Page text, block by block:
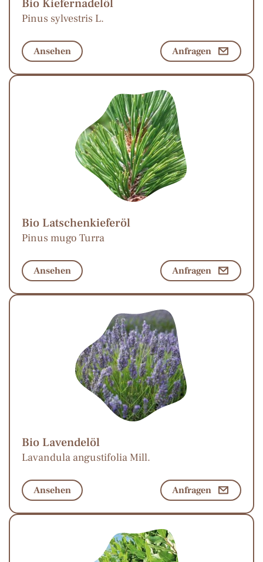
Bio Kiefernadelöl
Pinus sylvestris L.
Ansehen Anfragen
Bio Latschenkieferöl
Pinus mugo Turra
Ansehen Anfragen
Bio Lavendelöl
Lavandula angustifolia Mill.
Ansehen Anfragen